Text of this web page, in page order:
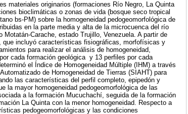
materiales originarios (formaciones Río Negro, La Quinta
bioclimáticas o zonas de vida (bosque seco tropical
bs-PM) sobre la homogeneidad pedogeomorfológica de
en la parte media y alta de la microcuenca del río
Motatán-Carache, estado Trujillo, Venezuela. A partir de
que incluyó características fisiográficas, morfofísicas y
para realizar el análisis de homogeneidad,
cada formación geológica y 13 perfiles por cada
el Índice de Homogeneidad Múltiple (IHM) a través
de Homogeneidad de Tierras (SIAHT) para
las características del perfil completo, epipedón y
la mayor homogeneidad pedogeomorfológica de las
a la formación Mucuchachí, seguida de la formación
La Quinta con la menor homogeneidad. Respecto a
pedogeomorfológicas y las condiciones